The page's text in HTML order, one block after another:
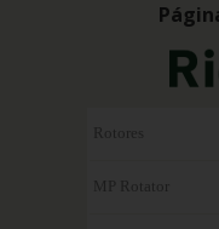
Rotores
MP Rotator